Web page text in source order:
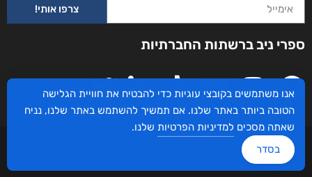
צרפו אותי!
ספרי ניב ברשתות החברתיות
עיצוב ובניית האתר: ספרי ניב © כל הזכויות שמורות. בוקסאי טכנולוגיות בע"מ שד אבא
אנו משתמשים בקובצי עוגיות כדי להבטיח את חוויית הגלישה
הטובה ביותר באתר שלנו. אם תמשיך להשתמש באתר שלנו, נניח
שאתה מסכים למדיניות הפרטיות שלנו.
בסדר